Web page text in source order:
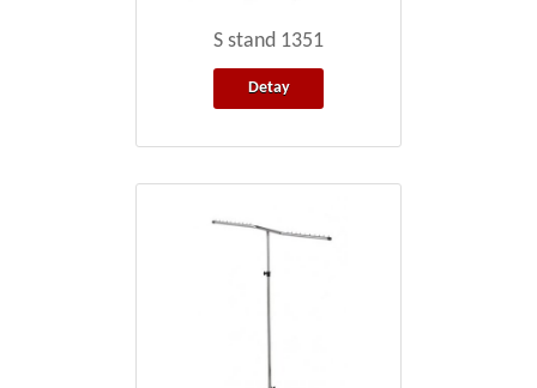
S stand 1351
Detay